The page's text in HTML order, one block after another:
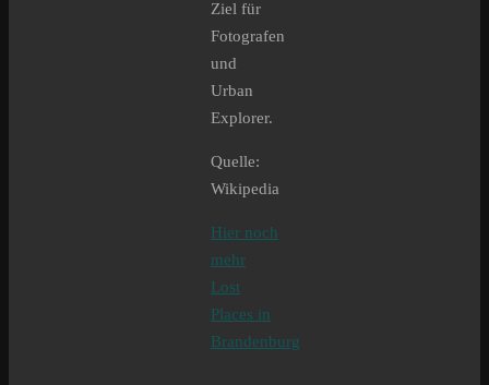
Ziel für
Fotografen
und
Urban
Explorer.
Quelle:
Wikipedia
Hier noch
mehr
Lost
Places in
Brandenburg